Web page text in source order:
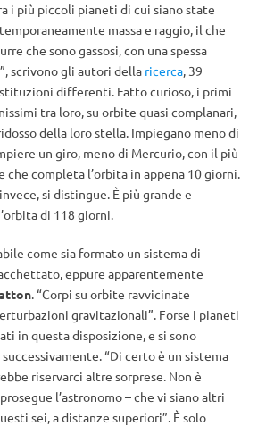
i più piccoli pianeti di cui siano state
massa e raggio, il che
che sono gassosi, con una spessa
scrivono gli autori della ricerca, 39
differenti. Fatto curioso, i primi
tra loro, su orbite quasi complanari,
della loro stella. Impiegano meno di
un giro, meno di Mercurio, con il più
che completa l’orbita in appena 10 giorni.
si distingue. È più grande e
di 118 giorni.
come sia formato un sistema di
eppure apparentemente
. “Corpi su orbite ravvicinate
gravitazionali”. Forse i pianeti
in questa disposizione, e si sono
“Di certo è un sistema
riservarci altre sorprese. Non è
l’astronomo – che vi siano altri
sei, a distanze superiori”. È solo